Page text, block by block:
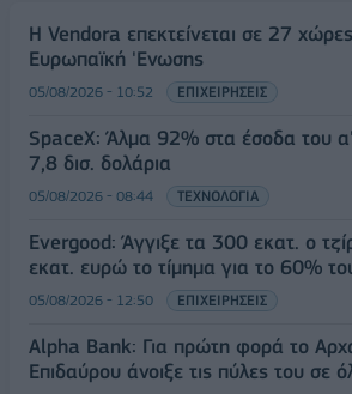
Η Vendora επεκτείνεται σε 27
Ευρωπαϊκή 'Ενωσης
05/08/2026 - 10:52 ΕΠΙΧΕΙΡΗΣΕΙΣ
SpaceX: Άλμα 92% στα έσοδα του
7,8 δισ. δολάρια
05/08/2026 - 08:44 ΤΕΧΝΟΛΟΓΙΑ
Evergood: Άγγιξε τα 300 εκατ. ο
εκατ. ευρώ το τίμημα για το 60%
05/08/2026 - 12:50 ΕΠΙΧΕΙΡΗΣΕΙΣ
Alpha Bank: Για πρώτη φορά το
Επιδαύρου άνοιξε τις πύλες του σε